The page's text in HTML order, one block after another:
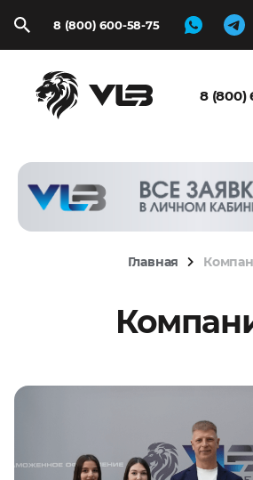
8 (800) 600-58-75
8 (800)
Главная
Запросить
расчёт
Выбрать файл
не
выбран